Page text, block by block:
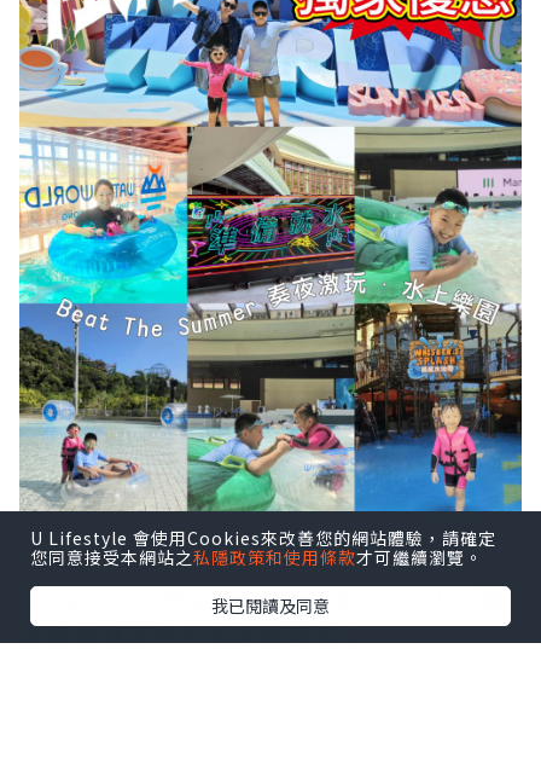
➖️➖️➖️ 🌍Trip.com 香港平台做緊［3人同行優惠價］
成人 $752/3人
學生 $521/3人 小童 $521/3人
獨
家粉絲優惠🌟用我個優惠碼：
U Lifestyle 會使用Cookies來改善您的網站體驗，請確定
您同意接受本網站之私隱政策和使用條款才可繼續瀏覽。
我已閱讀及同意